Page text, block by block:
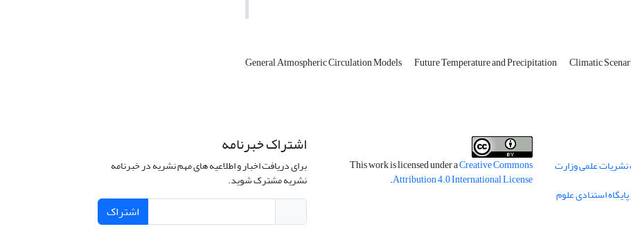
General Atmospheric Circulation Models Future Temperature and Precipitation Climatic
علمی وزارت
استنادی علوم
This work is licensed under aCreative Commons
Attribution 4.0 International License
.
اشتراک خبرنامه
برای دریافت اخبار و اطلاعیه های مهم نشریه در خبرنامه
نشریه مشترک شوید.
اشتراک